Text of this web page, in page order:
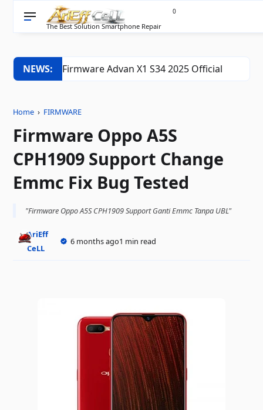
The Best Solution Smartphone Repair
0
NEWS: Firmware Advan X1 S34 2025 Official
Home › FIRMWARE
Firmware Oppo A5S
CPH1909 Support Change
Emmc Fix Bug Tested
"Firmware Oppo A5S CPH1909 Support Ganti Emmc Tanpa UBL"
AriEff
CeLL
6 months ago1 min read